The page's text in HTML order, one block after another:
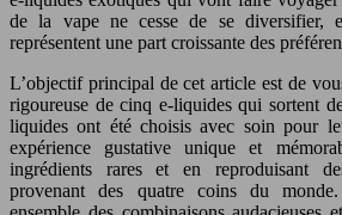
de la vape ne cesse de se diversifier,
représentent une part croissante des
L’objectif principal de cet article est de
rigoureuse de cinq e-liquides qui sortent
liquides ont été choisis avec soin pour
expérience gustative unique et
ingrédients rares et en reproduisant
provenant des quatre coins du